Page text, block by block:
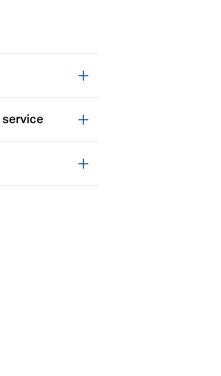
service